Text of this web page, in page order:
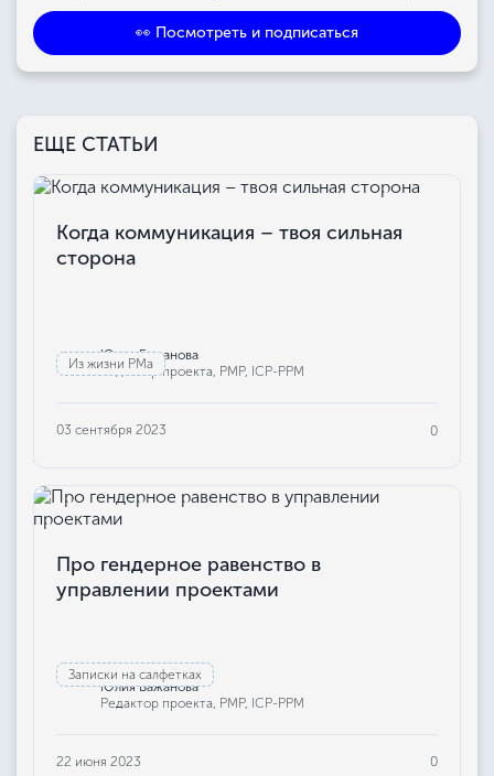
👀 Посмотреть и подписаться
ЕЩЕ СТАТЬИ
Из жизни РМа
Когда коммуникация – твоя сильная
сторона
Юлия Бажанова
Редактор проекта, РМР, ICP-PPM
03 сентября 2023 0
Записки на салфетках
Про гендерное равенство в
управлении проектами
Юлия Бажанова
Редактор проекта, РМР, ICP-PPM
22 июня 2023 0